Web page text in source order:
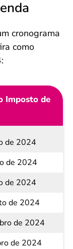
cronograma
como
Imposto de
de 2024
de 2024
de 2024
de 2024
de 2024
de 2024